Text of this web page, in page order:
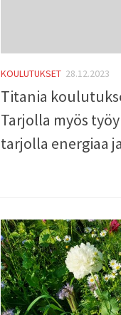
KOULUTUKSET 28.12.2023
Titania
Tarjolla myös
tarjolla energiaa